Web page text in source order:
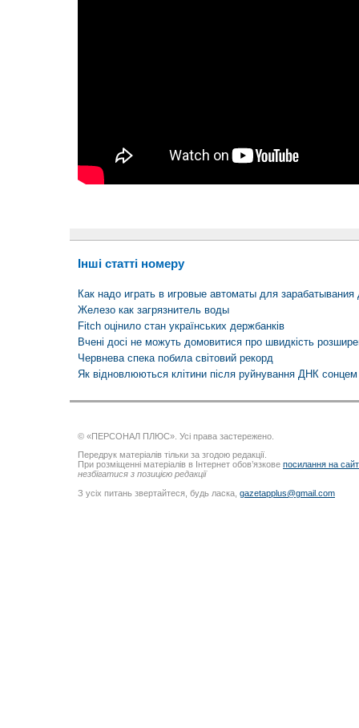
Інші статті номеру
Как надо играть в игровые автоматы для зарабатывания
Железо как загрязнитель воды
Fitch оцінило стан українських держбанків
Вчені досі не можуть домовитися про швидкість
Червнева спека побила світовий рекорд
Як відновлюються клітини після руйнування ДНК сонцем
© «ПЕРСОНАЛ ПЛЮС». Усі права застережено.
Передрук матеріалів тільки за згодою редакції.
При розміщенні матеріалів в Інтернет обов’язкове посилання на
незбігатися з позицією редакції
З усіх питань звертайтеся, будь ласка, gazetapplus@gmail.com